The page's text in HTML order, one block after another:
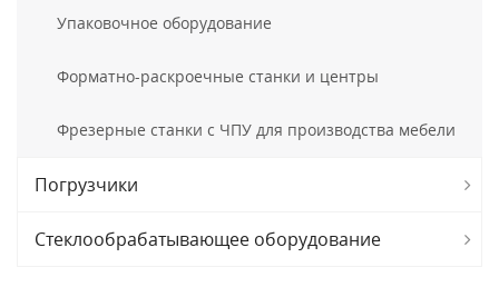
Упаковочное оборудование
Форматно-раскроечные станки и центры
Фрезерные станки с ЧПУ для производства мебели
Погрузчики
Стеклообрабатывающее оборудование